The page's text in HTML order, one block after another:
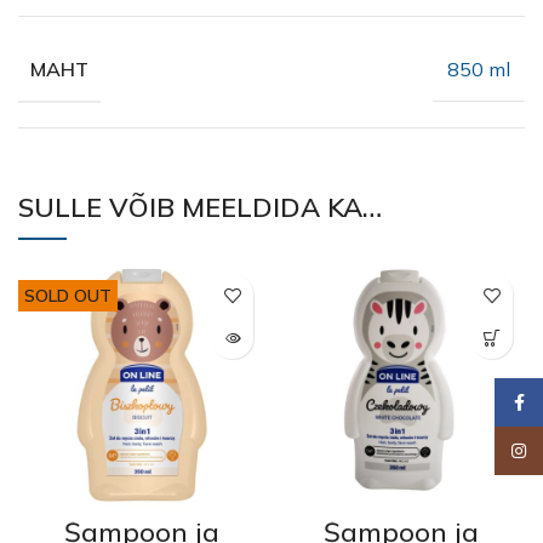
MAHT 850 ml
SULLE VÕIB MEELDIDA KA…
SOLD OUT
Šampoon ja Šampoon ja